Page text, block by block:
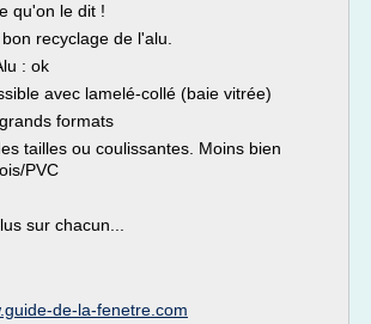
qu'on le dit !
recyclage de l'alu.
: ok
avec lamelé-collé (baie vitrée)
formats
tailles ou coulissantes. Moins bien
PVC
sur chacun...
de-la-fenetre.com